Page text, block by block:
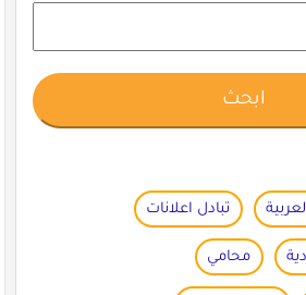
تبادل اعلانات
محامي